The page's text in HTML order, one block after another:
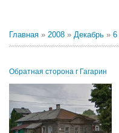
Главная » 2008 » Декабрь » 6
Обратная сторона г Гагарин